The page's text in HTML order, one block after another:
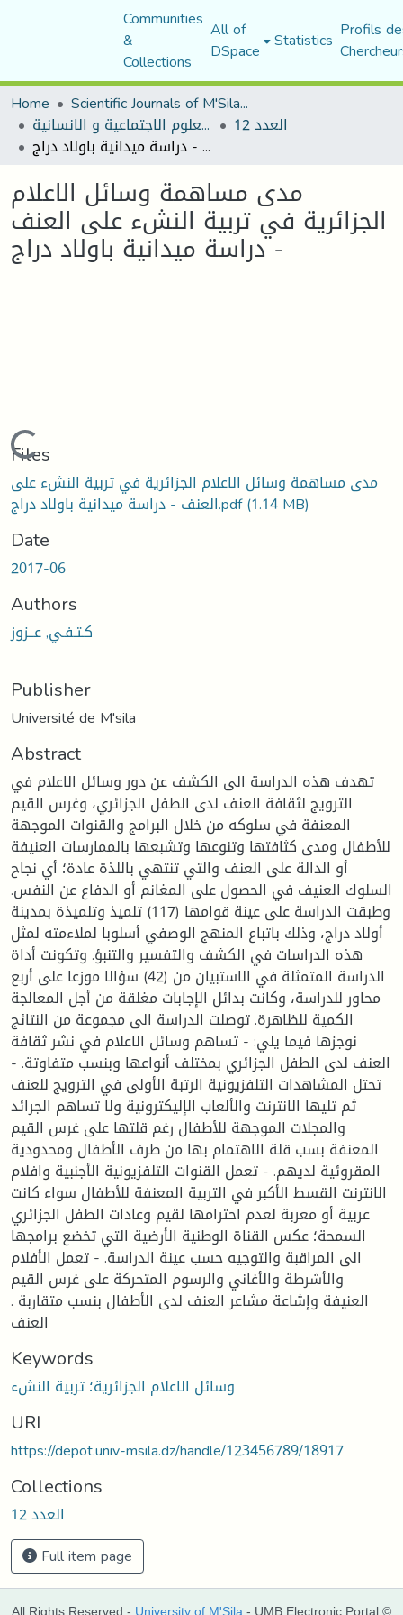
Communities
&
Collections
All of
DSpace Statistics Profils
Home
Scientific Journals of M'Sila University
مجلة العلوم الاجتماعية و الانسانية العدد 12
مدى مساهمة وسائل الاعلام الجزائرية في تربية النشء على العنف - دراسة ميدانية باولاد دراج
مدى مساهمة وسائل الاعلام
الجزائرية في تربية النشء على العنف
- دراسة ميدانية باولاد دراج
Loading...
Files
مدى مساهمة وسائل الاعلام الجزائرية في تربية النشء على
العنف - دراسة ميدانية باولاد دراج.pdf(1.14 MB)
Date
2017-06
Authors
كـتـفـي, عــزوز
Publisher
Université de M'sila
Abstract
تهدف هذه الدراسة الى الكشف عن دور وسائل الاعلام في
الترويج لثقافة العنف لدى الطفل الجزائري، وغرس القيم
المعنفة في سلوكه من خلال البرامج والقنوات الموجهة
للأطفال ومدى كثافتها وتنوعها وتشبعها بالممارسات العنيفة
أو الدالة على العنف والتي تنتهي باللذة عادة؛ أي نجاح
السلوك العنيف في الحصول على المغانم أو الدفاع عن النفس.
وطبقت الدراسة على عينة قوامها (117) تلميذ وتلميذة بمدينة
أولاد دراج، وذلك باتباع المنهج الوصفي أسلوبا لملاءمته لمثل
هذه الدراسات في الكشف والتفسير والتنبؤ. وتكونت أداة
الدراسة المتمثلة في الاستبيان من (42) سؤالا موزعا على أربع
محاور للدراسة، وكانت بدائل الإجابات مغلقة من أجل المعالجة
الكمية للظاهرة. توصلت الدراسة الى مجموعة من النتائج
نوجزها فيما يلي: - تساهم وسائل الاعلام في نشر ثقافة
العنف لدى الطفل الجزائري بمختلف أنواعها وبنسب متفاوتة. -
تحتل المشاهدات التلفزيونية الرتبة الأولى في الترويج للعنف
ثم تليها الانترنت والألعاب الإليكترونية ولا تساهم الجرائد
والمجلات الموجهة للأطفال رغم قلتها على غرس القيم
المعنفة بسب قلة الاهتمام بها من طرف الأطفال ومحدودية
المقروئية لديهم. - تعمل القنوات التلفزيونية الأجنبية وافلام
الانترنت القسط الأكبر في التربية المعنفة للأطفال سواء كانت
عربية أو معربة لعدم احترامها لقيم وعادات الطفل الجزائري
السمحة؛ عكس القناة الوطنية الأرضية التي تخضع برامجها
الى المراقبة والتوجيه حسب عينة الدراسة. - تعمل الأفلام
والأشرطة والأغاني والرسوم المتحركة على غرس القيم
العنيفة وإشاعة مشاعر العنف لدى الأطفال بنسب متقاربة .
العنف
Keywords
وسائل الاعلام الجزائرية؛ تربية النشء
URI
https://depot.univ-msila.dz/handle/123456789/18917
Collections
العدد 12
Full item page
All Rights Reserved - University of M'Sila - UMB Electronic Portal ©